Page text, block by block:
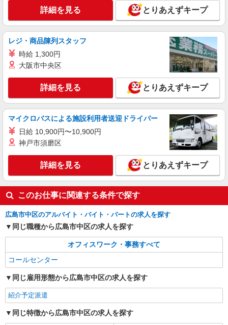
詳細を見る とりあえずキープ
レジ・商品陳列スタッフ
時給 1,300円
大阪市中央区
詳細を見る とりあえずキープ
マイクロバスによる施設利用者送迎ドライバー
日給 10,900円〜10,900円
神戸市須磨区
詳細を見る とりあえずキープ
このお仕事に関連する条件で探す
広島市中区のアルバイト・バイト・パートの求人を探す
同じ職種から広島市中区の求人を探す
オフィスワーク・事務すべて
コールセンター
同じ雇用形態から広島市中区の求人を探す
紹介予定派遣
同じ特徴から広島市中区の求人を探す